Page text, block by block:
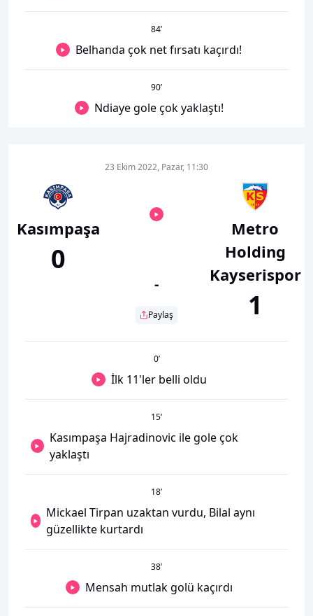
84’
Belhanda çok net fırsatı kaçırdı!
90’
Ndiaye gole çok yaklaştı!
Kasımpaşa
0
23 Ekim 2022, Pazar, 11:30
-
Paylaş
Metro
Holding
Kayserispor
1
0’
İlk 11'ler belli oldu
15’
Kasımpaşa Hajradinovic ile gole çok
yaklaştı
18’
Mickael Tirpan uzaktan vurdu, Bilal aynı
güzellikte kurtardı
38’
Mensah mutlak golü kaçırdı